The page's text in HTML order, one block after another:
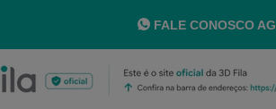
FALE CONOSCO